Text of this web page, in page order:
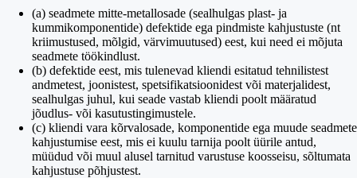
(a) seadmete mitte-metallosade (sealhulgas plast- ja
kummikomponentide) defektide ega pindmiste kahjustuste (nt
kriimustused, mõlgid, värvimuutused) eest, kui need ei mõjuta
seadmete töökindlust.
(b) defektide eest, mis tulenevad kliendi esitatud tehnilistest
andmetest, joonistest, spetsifikatsioonidest või materjalidest,
sealhulgas juhul, kui seade vastab kliendi poolt määratud
jõudlus- või kasutustingimustele.
(c) kliendi vara kõrvalosade, komponentide ega muude seadmete
kahjustumise eest, mis ei kuulu tarnija poolt üürile antud,
müüdud või muul alusel tarnitud varustuse koosseisu, sõltumata
kahjustuse põhjustest.